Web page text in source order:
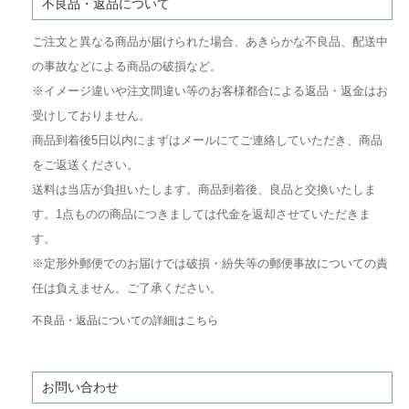
不良品・返品について
ご注文と異なる商品が届けられた場合、あきらかな不良品、配送中
の事故などによる商品の破損など。
※イメージ違いや注文間違い等のお客様都合による返品・返金はお
受けしておりません。
商品到着後5日以内にまずはメールにてご連絡していただき、商品
をご返送ください。
送料は当店が負担いたします。商品到着後、良品と交換いたしま
す。1点ものの商品につきましては代金を返却させていただきま
す。
※定形外郵便でのお届けでは破損・紛失等の郵便事故についての責
任は負えません。ご了承ください。
不良品・返品についての詳細はこちら
お問い合わせ